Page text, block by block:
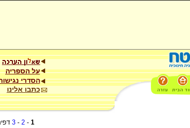
על הספריה
הסדרי
כתבו אלינו
1
-
2
-
3